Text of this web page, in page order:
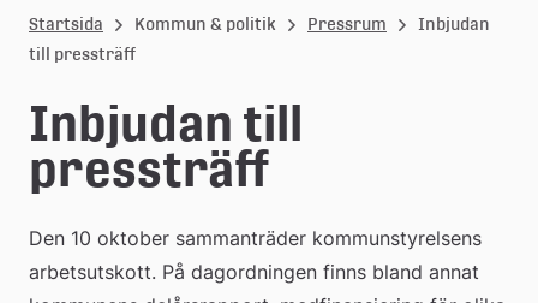
u
l
e
å
k
o
Startsida Kommun & politik Pressrum
Inbjudan
till pressträff
Inbjudan till
pressträff
Den 10 oktober sammanträder kommunstyrelsens
arbetsutskott. På dagordningen finns bland annat